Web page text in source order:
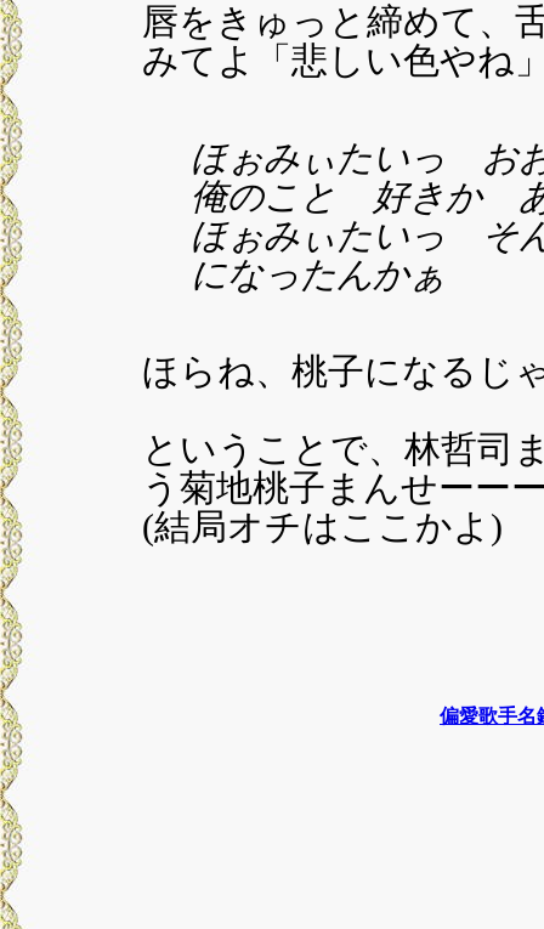
唇をきゅっと締めて、
みてよ「悲しい色やね
ほぉみぃたいっ お
俺のこと 好きか
ほぉみぃたいっ そ
になったんかぁ
ほらね、桃子になるじ
ということで、林哲司
う菊地桃子まんせーー
(結局オチはここかよ)
偏愛歌手名